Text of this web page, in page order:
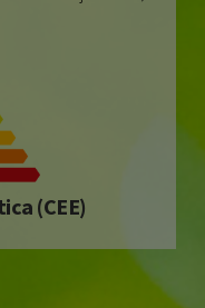
(CEE)